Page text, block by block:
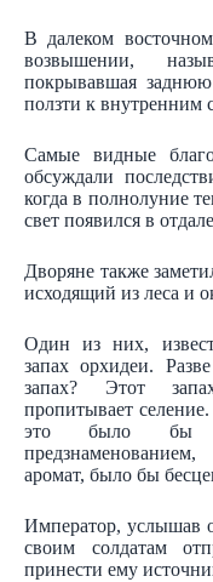
В далеком
возвышении,
покрывавшая
ползти к внутренним
Самые видные
обсуждали
когда в полнолуние
свет появился в
Дворяне также
исходящий из леса и
Один из них,
запах орхидеи.
запах? Этот
пропитывает селение.
это было бы
аромат, было бы
Император, услышав
своим солдатам
принести ему